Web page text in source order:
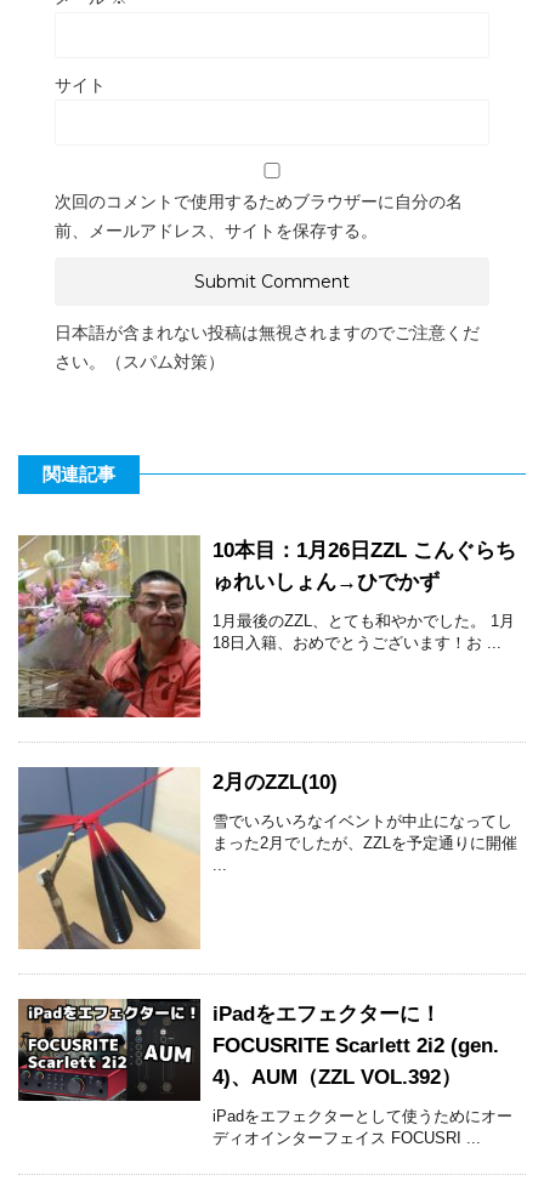
サイト
次回のコメントで使用するためブラウザーに自分の名
前、メールアドレス、サイトを保存する。
日本語が含まれない投稿は無視されますのでご注意くだ
さい。（スパム対策）
関連記事
10本目：1月26日ZZL こんぐらち
ゅれいしょん→ひでかず
1月最後のZZL、とても和やかでした。 1月
18日入籍、おめでとうございます！お ...
2月のZZL(10)
雪でいろいろなイベントが中止になってし
まった2月でしたが、ZZLを予定通りに開催
iPadをエフェクターに！
FOCUSRITE Scarlett 2i2 (gen.
4)、AUM（ZZL VOL.392）
iPadをエフェクターとして使うためにオー
ディオインターフェイス FOCUSRI ...